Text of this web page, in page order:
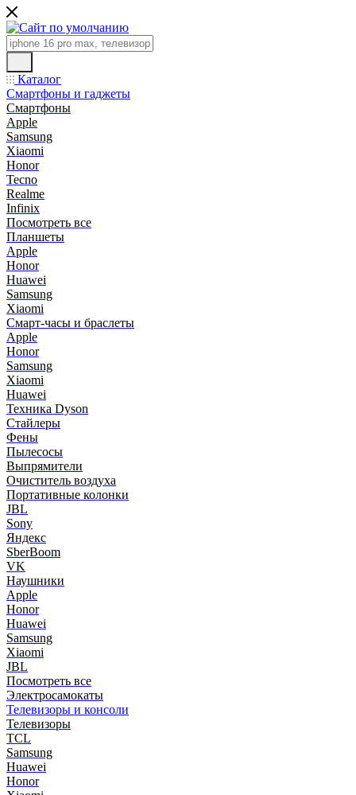
Каталог
Смартфоны и гаджеты
Смартфоны
Apple
Samsung
Xiaomi
Honor
Tecno
Realme
Infinix
Посмотреть все
Планшеты
Apple
Honor
Huawei
Samsung
Xiaomi
Смарт-часы и браслеты
Apple
Honor
Samsung
Xiaomi
Huawei
Техника Dyson
Стайлеры
Фены
Пылесосы
Выпрямители
Очиститель воздуха
Портативные колонки
JBL
Sony
Яндекс
SberBoom
VK
Наушники
Apple
Honor
Huawei
Samsung
Xiaomi
JBL
Посмотреть все
Электросамокаты
Телевизоры и консоли
Телевизоры
TCL
Samsung
Huawei
Honor